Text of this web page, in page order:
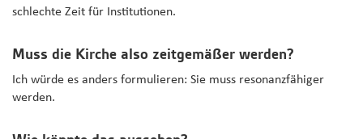
schlechte Zeit für Institutionen.
Muss die Kirche also zeitgemäßer werden?
Ich würde es anders formulieren: Sie muss resonanzfähiger
werden.